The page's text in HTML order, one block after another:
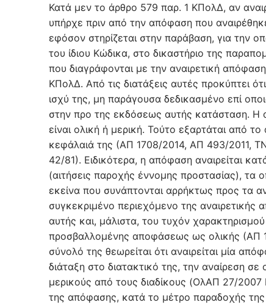
Κατά μεν το άρθρο 579 παρ. 1 ΚΠολΔ, αν
υπήρχε πριν από την απόφαση που
εφόσον στηρίζεται στην παράβαση, για την
του ίδιου Κώδικα, στο δικαστήριο της
που διαγράφονται με την αναιρετική
ΚΠολΔ. Από τις διατάξεις αυτές προκύπτει
ισχύ της, μη παράγουσα δεδικασμένο επί
στην προ της εκδόσεως αυτής κατάσταση. Η
είναι ολική ή μερική. Τούτο εξαρτάται από
κεφάλαιά της (ΑΠ 1708/2014, ΑΠ 493/
42/81). Ειδικότερα, η απόφαση αναιρείται
(αιτήσεις παροχής έννομης προστασίας),
εκείνα που συνάπτονται αρρήκτως προς τα
συγκεκριμένο περιεχόμενο της
αυτής και, μάλιστα, του τυχόν
προσβαλλομένης αποφάσεως ως ολικής
σύνολό της θεωρείται ότι αναιρείται μία
διάταξη στο διατακτικό της, την αναίρεση
μερικούς από τους διαδίκους (OλΑΠ 27/
της απόφασης, κατά το μέτρο παραδοχής της